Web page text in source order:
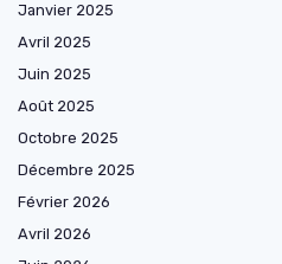
Janvier 2025
Avril 2025
Juin 2025
Août 2025
Octobre 2025
Décembre 2025
Février 2026
Avril 2026